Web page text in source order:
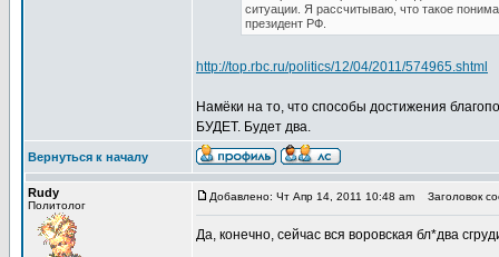
ситуации. Я рассчитываю, что такое
президент РФ.
http://top.rbc.ru/politics/12/04/2011/574965.shtml
Намёки на то, что способы достижения
БУДЕТ. Будет два.
Вернуться к началу
Rudy
Политолог
Добавлено: Чт Апр 14, 2011 10:48 am Заголовок
Да, конечно, сейчас вся воровская бл*два